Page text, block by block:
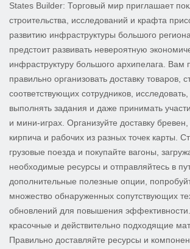
States Builder: Торговый мир приглашает
строительства, исследований и крафта
развитию инфраструктуры большого
предстоит развивать невероятную
инфраструктуру большого архипелага. Вам
правильно организовать доставку товаров,
соответствующих сотрудников,
выполнять задания и даже принимать
и мини-играх. Организуйте доставку
кирпича и рабочих из разных точек карты.
грузовые поезда и покупайте вагоны,
необходимые ресурсы и отправляйтесь в
дополнительные полезные опции,
множество обнаруженных сопутствующих
обновлений для повышения
красочные и действительно подходящие
Правильно доставляйте ресурсы и